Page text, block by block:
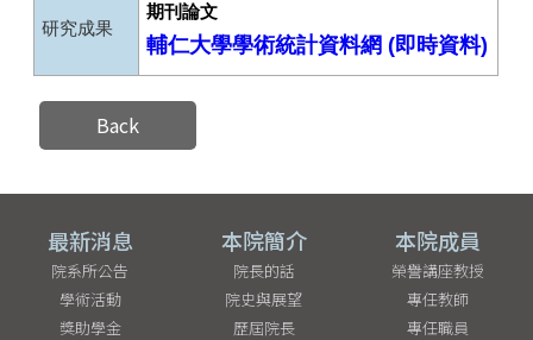
研究成果
期刊論文
輔仁大學學術統計資料網 (即時資料)
Back
最新消息
院系所公告
學術活動
獎助學金
本院簡介
院長的話
院史與展望
歷屆院長
本院成員
榮譽講座教授
專任教師
專任職員